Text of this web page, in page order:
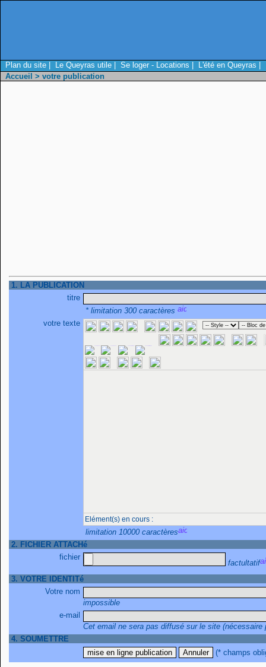
Plan du site| Le Queyras utile| Se loger - Locations L'été en Queyras
Accueil > votre publication
1. LA PUBLICATION
titre
* limitation 300 caractères
votre texte
Elément(s) en cours :
limitation 10000 caractères
2. FICHIER ATTACHé
fichier
factultatif
3. VOTRE IDENTITé
Votre nom
impossible
e-mail
Cet email ne sera pas diffusé sur le site
4. SOUMETTRE
(* champs